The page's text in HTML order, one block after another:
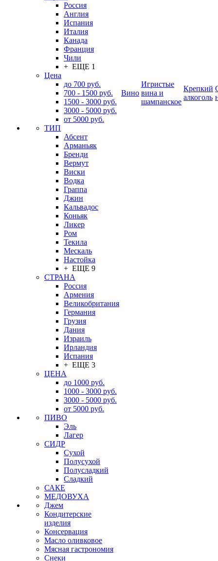
Россия
Англия
Испания
Италия
Канада
Франция
Чили
+ ЕЩЕ 1
Цена
до 700 руб.
700 - 1500 руб.
1500 - 3000 руб.
3000 - 5000 руб.
от 5000 руб.
ТИП
Абсент
Арманьяк
Бренди
Вермут
Виски
Водка
Граппа
Джин
Кальвадос
Коньяк
Ликер
Ром
Текила
Мескаль
Настойка
+ ЕЩЕ 9
СТРАНА
Россия
Армения
Великобритания
Германия
Грузия
Дания
Израиль
Ирландия
Испания
+ ЕЩЕ 3
ЦЕНА
до 1000 руб.
1000 - 3000 руб.
3000 - 5000 руб.
от 5000 руб.
ПИВО
Эль
Лагер
СИДР
Сухой
Полусухой
Полусладкий
Сладкий
САКЕ
МЕДОВУХА
Джем
Кондитерские
изделия
Консервация
Масло оливковое
Мясная гастрономия
Снеки
Вино
Игристые
вина и
шампанское
Крепкий
алкоголь